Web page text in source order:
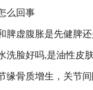
么回事
脾虚腹胀是先健脾
洗脸好吗,是油性皮
缘骨质增生，关节